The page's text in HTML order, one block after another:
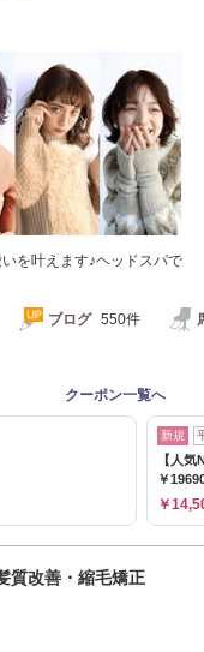
を叶えます♪ヘッドスパで
ブログ 550件
クーポン一覧へ
新規
【人
￥
￥
改善・縮毛矯正